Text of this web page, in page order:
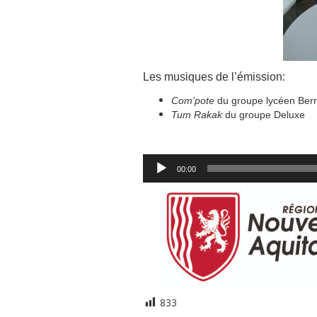
Les musiques de l’émission:
Com’pote du groupe lycéen
Tum Rakakdu groupe Deluxe
Lecteur
audio
00:00
833